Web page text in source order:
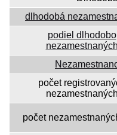
dlhodobá
podiel dlhodobo
nezamestnaných
počet
nezamestnaných
počet